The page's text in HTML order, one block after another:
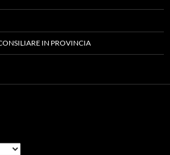
IN PROVINCIA